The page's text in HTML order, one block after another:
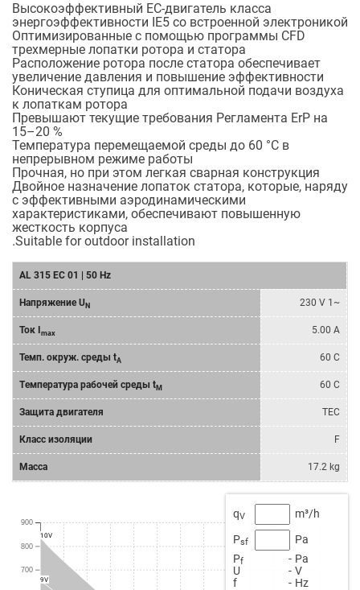
Высокоэффективный ЕС-двигатель класса
энергоэффективности IE5 со встроенной электроникой
Оптимизированные с помощью программы CFD
трехмерные лопатки ротора и статора
Расположение ротора после статора обеспечивает
увеличение давления и повышение эффективности
Коническая ступица для оптимальной подачи воздуха
к лопаткам ротора
Превышают текущие требования Регламента ErP на
15–20 %
Температура перемещаемой среды до 60 °C в
непрерывном режиме работы
Прочная, но при этом легкая сварная конструкция
Двойное назначение лопаток статора, которые, наряду
с эффективными аэродинамическими
характеристиками, обеспечивают повышенную
жесткость корпуса
.Suitable for outdoor installation
AL 315 EC 01 | 50 Hz
Напряжение U N 230 V 1~
Ток I max 5.00 A
Темп. окруж. среды tA 60 C
Tемпературa рабочeй среды tM 60 C
Защита двигателя TEC
Класс изоляции F
Масса 17.2 kg
900
800
700
9V
10V
qV
m³/h
Psf
Pa
Pf - Pa
U
- V
f
- Hz